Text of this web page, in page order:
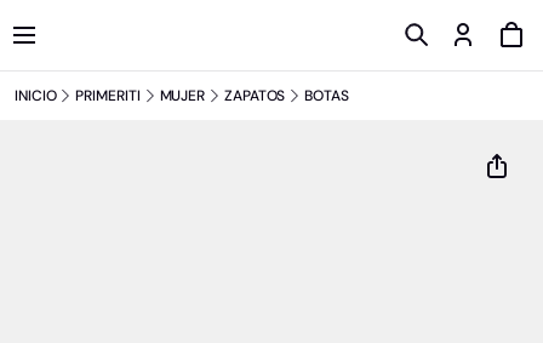
INICIO PRIMERITI MUJER ZAPATOS BOTAS